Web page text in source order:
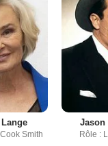
Smith
Jason
Rôle :